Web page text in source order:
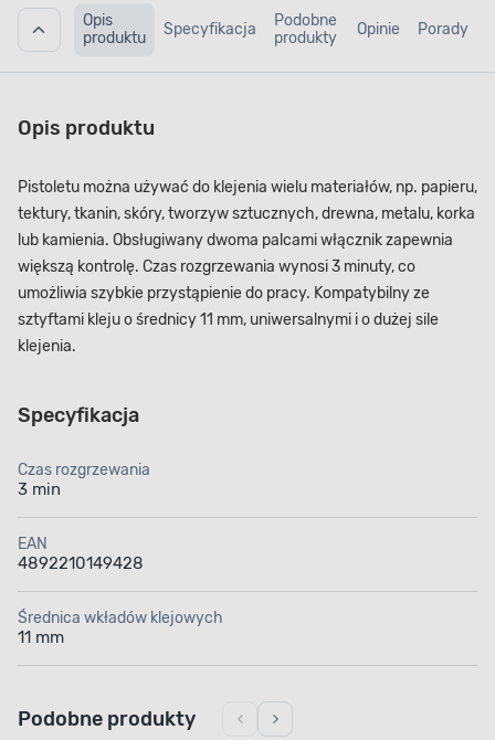
Opis
produktu
Specyfikacja
Podobne
produkty
Opinie Porady
Opis produktu
Pistoletu można używać do klejenia wielu materiałów, np. papieru,
tektury, tkanin, skóry, tworzyw sztucznych, drewna, metalu, korka
lub kamienia. Obsługiwany dwoma palcami włącznik zapewnia
większą kontrolę. Czas rozgrzewania wynosi 3 minuty, co
umożliwia szybkie przystąpienie do pracy. Kompatybilny ze
sztyftami kleju o średnicy 11 mm, uniwersalnymi i o dużej sile
klejenia.
Specyfikacja
Czas rozgrzewania
3 min
EAN
4892210149428
Średnica wkładów klejowych
11 mm
Podobne produkty